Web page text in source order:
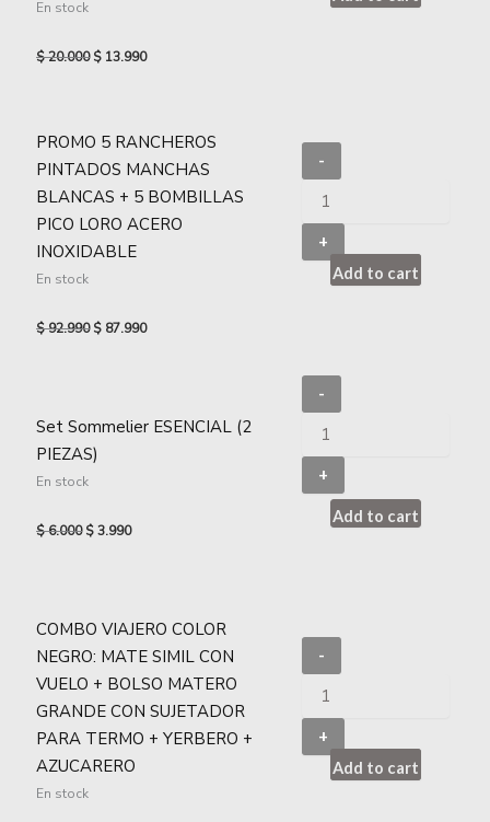
En stock
$20.000 $ 13.990
PROMO 5 RANCHEROS
PINTADOS MANCHAS
BLANCAS + 5 BOMBILLAS
PICO LORO ACERO
INOXIDABLE
En stock
$92.990 $ 87.990
-
+
Add to cart
Set Sommelier ESENCIAL (2
PIEZAS)
En stock
$6.000 $3.990
-
+
Add to cart
COMBO VIAJERO COLOR
NEGRO: MATE SIMIL CON
VUELO + BOLSO MATERO
GRANDE CON SUJETADOR
PARA TERMO + YERBERO +
AZUCARERO
En stock
-
+
Add to cart